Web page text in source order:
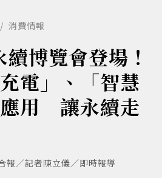
消費情報
博覽會登場！
電」、「智慧
用 讓永續走
報／記者陳立儀／即時報導